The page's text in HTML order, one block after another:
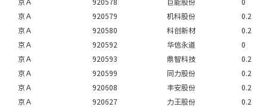
京Ａ
920578 巨能股份
0
京Ａ
920579 机科股份
0.2
京Ａ
920580 科创新材
0.2
京Ａ
920592 华信永道
0
京Ａ
920593 鼎智科技
0.2
京Ａ
920599 同力股份
0.2
京Ａ
920608 丰安股份
0.2
京Ａ
920627 力王股份
0.2